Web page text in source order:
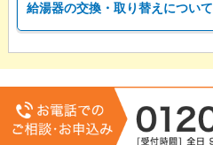
給湯器の交換・取り替えについて